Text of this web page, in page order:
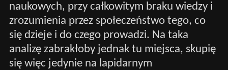
naukowych, przy całkowitym braku wiedzy i
zrozumienia przez społeczeństwo tego, co
się dzieje i do czego prowadzi. Na taka
analizę zabrakłoby jednak tu miejsca, skupię
się więc jedynie na lapidarnym